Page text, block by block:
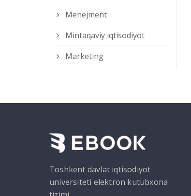
Menejment
Mintaqaviy iqtisodiyot
Marketing
Toshkent davlat iqtisodiyot
universiteti elektron kutubxona